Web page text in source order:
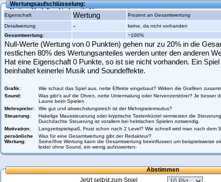
Wertungsaufschlüsselung:
Notice: Undefined index: titel in
/var/www/vhosts/gamezworld.de/httpdocs/scripte/ratings/
Eigenschaft Wertung
Prozent an Gesamtwertung
Detailwertung
-
keine, da nicht vorhanden
Gesamtwertung:
~100%
Null-Werte (Wertung von 0 Punkten) gehen nur zu 20% in die
restlichen 80% des Wertungsanteiles werden unter den anderen
Hat eine Eigenschaft 0 Punkte, so ist sie nicht vorhanden. Ein
beinhaltet keinerlei Musik und Soundeffekte.
Grafik:
Wie schaut das Spiel aus, nette Effekte eingebaut? Wirken die Grafiken
Sound:
Was gibt's auf die Ohren, nette Untermalung oder Nervenzerstörer? Je besser
Laune beim Spielen
Mehrspieler:
Wie gut und abwechslungsreich ist der Mehrspielermodus?
Steuerung:
Hakelige Maussteuerung oder kryptische Tastenkürzel vermiesten die
Durchdachte Steuerung ist vorallem bei hektischen Spielen notwendig.
Motivation:
Langzeitspielspaß, Frust schon nach 2 Level? Wie schnell wird man nach dem
persönliche
Wertung:
Was für eine Gesamtwertung gibt der Redakteur?
Seine/Ihre Wertung kann die Gesamtwertung beeinflussen um beispielsweise
leider ohne Sound, ein wenig aufzuwerten-
Abstimmen
Jetzt selbst zum Spiel